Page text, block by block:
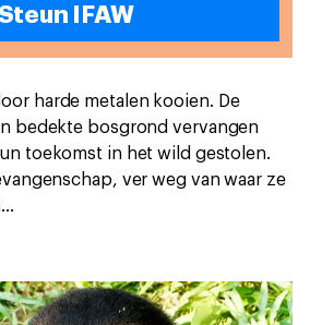
IFAW
harde metalen kooien. De
bedekte bosgrond vervangen
toekomst in het wild gestolen.
ver weg van waar ze